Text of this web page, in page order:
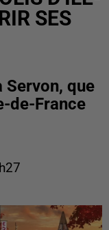
SES
Servon, que
de-France